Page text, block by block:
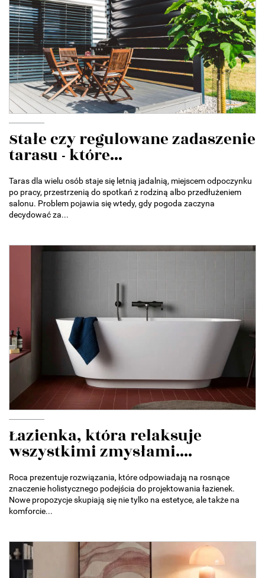
Stałe czy regulowane zadaszenie
tarasu - które...
Taras dla wielu osób staje się letnią jadalnią, miejscem odpoczynku
po pracy, przestrzenią do spotkań z rodziną albo przedłużeniem
salonu. Problem pojawia się wtedy, gdy pogoda zaczyna
decydować za...
Łazienka, która relaksuje
wszystkimi zmysłami....
Roca prezentuje rozwiązania, które odpowiadają na rosnące
znaczenie holistycznego podejścia do projektowania łazienek.
Nowe propozycje skupiają się nie tylko na estetyce, ale także na
komforcie...